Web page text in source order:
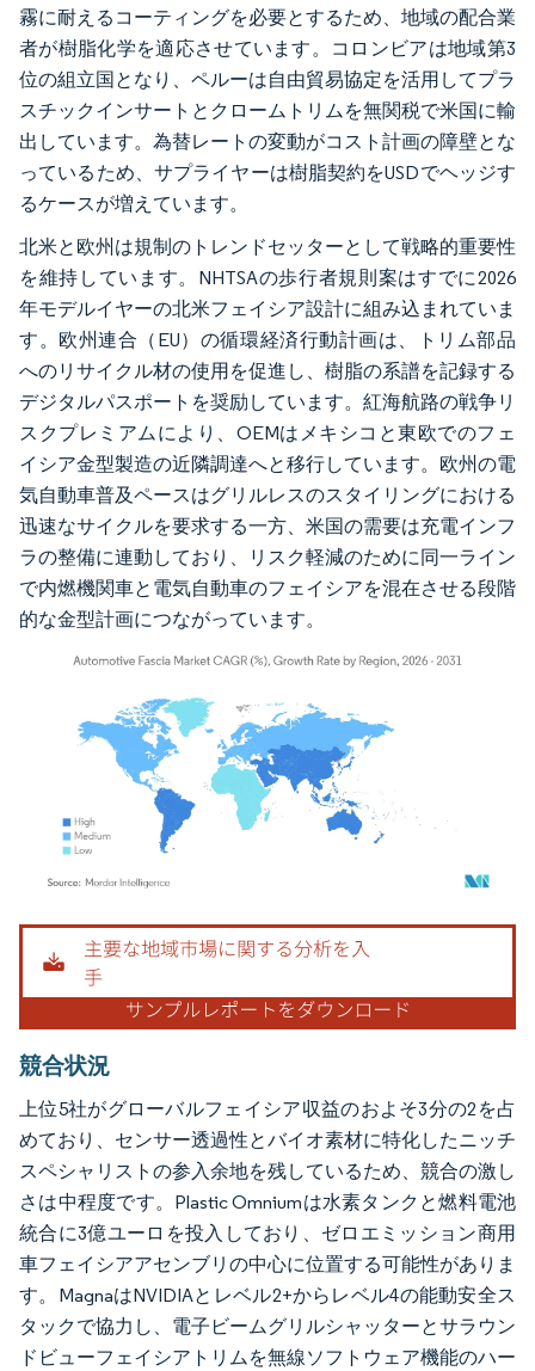
霧に耐えるコーティングを必要とするため、地域の配合業
者が樹脂化学を適応させています。コロンビアは地域第3
位の組立国となり、ペルーは自由貿易協定を活用してプラ
スチックインサートとクロームトリムを無関税で米国に輸
出しています。為替レートの変動がコスト計画の障壁とな
っているため、サプライヤーは樹脂契約をUSDでヘッジす
るケースが増えています。
北米と欧州は規制のトレンドセッターとして戦略的重要性
を維持しています。NHTSAの歩行者規則案はすでに2026
年モデルイヤーの北米フェイシア設計に組み込まれていま
す。欧州連合（EU）の循環経済行動計画は、トリム部品
へのリサイクル材の使用を促進し、樹脂の系譜を記録する
デジタルパスポートを奨励しています。紅海航路の戦争リ
スクプレミアムにより、OEMはメキシコと東欧でのフェ
イシア金型製造の近隣調達へと移行しています。欧州の電
気自動車普及ペースはグリルレスのスタイリングにおける
迅速なサイクルを要求する一方、米国の需要は充電インフ
ラの整備に連動しており、リスク軽減のために同一ライン
で内燃機関車と電気自動車のフェイシアを混在させる段階
的な金型計画につながっています。
画像 © Mordor Intelligence。再利用にはCC BY 4.0の表示が必要です。
競合状況
上位5社がグローバルフェイシア収益のおよそ3分の2を占
めており、センサー透過性とバイオ素材に特化したニッチ
スペシャリストの参入余地を残しているため、競合の激し
さは中程度です。Plastic Omniumは水素タンクと燃料電池
統合に3億ユーロを投入しており、ゼロエミッション商用
車フェイシアアセンブリの中心に位置する可能性がありま
す。MagnaはNVIDIAとレベル2+からレベル4の能動安全ス
タックで協力し、電子ビームグリルシャッターとサラウン
ドビューフェイシアトリムを無線ソフトウェア機能のハー